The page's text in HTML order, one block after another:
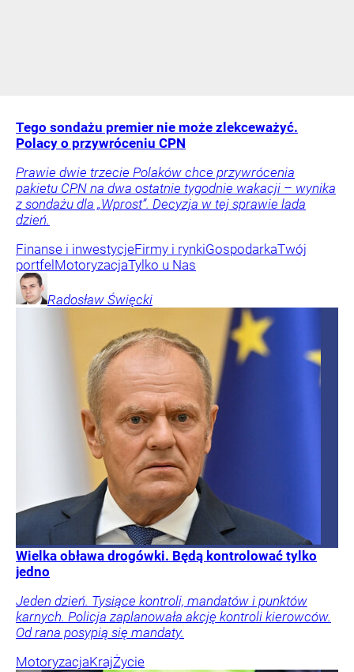
Tego sondażu premier nie może zlekceważyć.
Polacy o przywróceniu CPN
Prawie dwie trzecie Polaków chce przywrócenia
pakietu CPN na dwa ostatnie tygodnie wakacji – wynika
z sondażu dla „Wprost”. Decyzja w tej sprawie lada
dzień.
Finanse i inwestycjeFirmy i rynkiGospodarkaTwój
portfelMotoryzacjaTylko u Nas
Radosław Święcki
Wielka obława drogówki. Będą kontrolować tylko
jedno
Jeden dzień. Tysiące kontroli, mandatów i punktów
karnych. Policja zaplanowała akcję kontroli kierowców.
Od rana posypią się mandaty.
MotoryzacjaKrajŻycie